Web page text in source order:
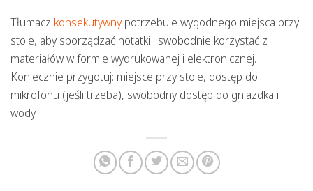
Tłumacz konsekutywnypotrzebuje wygodnego miejsca przy
stole, aby sporządzać notatki i swobodnie korzystać z
materiałów w formie wydrukowanej i elektronicznej.
Koniecznie przygotuj: miejsce przy stole, dostęp do
mikrofonu (jeśli trzeba), swobodny dostęp do gniazdka i
wody.